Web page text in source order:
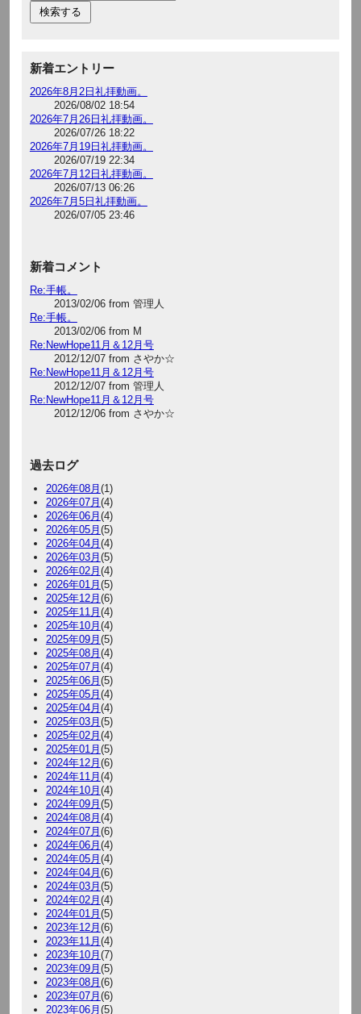
新着エントリー
2026年8月2日礼拝動画。
2026/08/02 18:54
2026年7月26日礼拝動画。
2026/07/26 18:22
2026年7月19日礼拝動画。
2026/07/19 22:34
2026年7月12日礼拝動画。
2026/07/13 06:26
2026年7月5日礼拝動画。
2026/07/05 23:46
新着コメント
Re:手帳。
2013/02/06 from 管理人
Re:手帳。
2013/02/06 from M
Re:NewHope11月＆12月号
2012/12/07 from さやか☆
Re:NewHope11月＆12月号
2012/12/07 from 管理人
Re:NewHope11月＆12月号
2012/12/06 from さやか☆
過去ログ
2026年08月(1)
2026年07月(4)
2026年06月(4)
2026年05月(5)
2026年04月(4)
2026年03月(5)
2026年02月(4)
2026年01月(5)
2025年12月(6)
2025年11月(4)
2025年10月(4)
2025年09月(5)
2025年08月(4)
2025年07月(4)
2025年06月(5)
2025年05月(4)
2025年04月(4)
2025年03月(5)
2025年02月(4)
2025年01月(5)
2024年12月(6)
2024年11月(4)
2024年10月(4)
2024年09月(5)
2024年08月(4)
2024年07月(6)
2024年06月(4)
2024年05月(4)
2024年04月(6)
2024年03月(5)
2024年02月(4)
2024年01月(5)
2023年12月(6)
2023年11月(4)
2023年10月(7)
2023年09月(5)
2023年08月(6)
2023年07月(6)
2023年06月(5)